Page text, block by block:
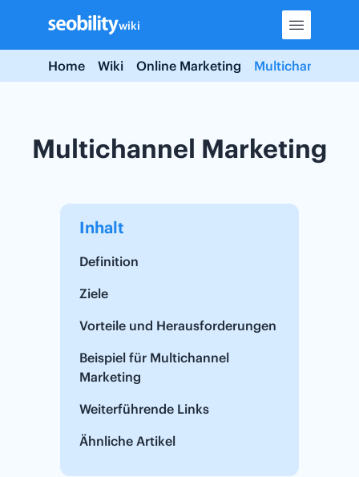
content
wiki
Home Wiki Online Marketing Multichannel
Multichannel Marketing
Inhalt
Definition
Ziele
Vorteile und Herausforderungen
Beispiel für Multichannel
Marketing
Weiterführende Links
Ähnliche Artikel